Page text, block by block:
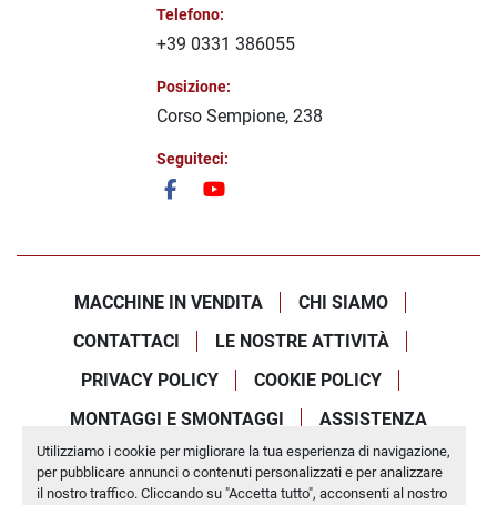
Utilizziamo i cookie per migliorare la tua esperienza di navigazione,
per pubblicare annunci o contenuti personalizzati e per analizzare
il nostro traffico. Cliccando su "Accetta tutto", acconsenti al nostro
Telefono:
+39 0331 386055
Posizione:
Corso Sempione, 238
Seguiteci:
facebookyoutube
MACCHINE IN VENDITA
CHI SIAMO
CONTATTACI
LE NOSTRE ATTIVITÀ
PRIVACY POLICY
COOKIE POLICY
MONTAGGI E SMONTAGGI
ASSISTENZA
Personalizza le preferenze sui Cookies
Machinio Systemsito web diMachinio